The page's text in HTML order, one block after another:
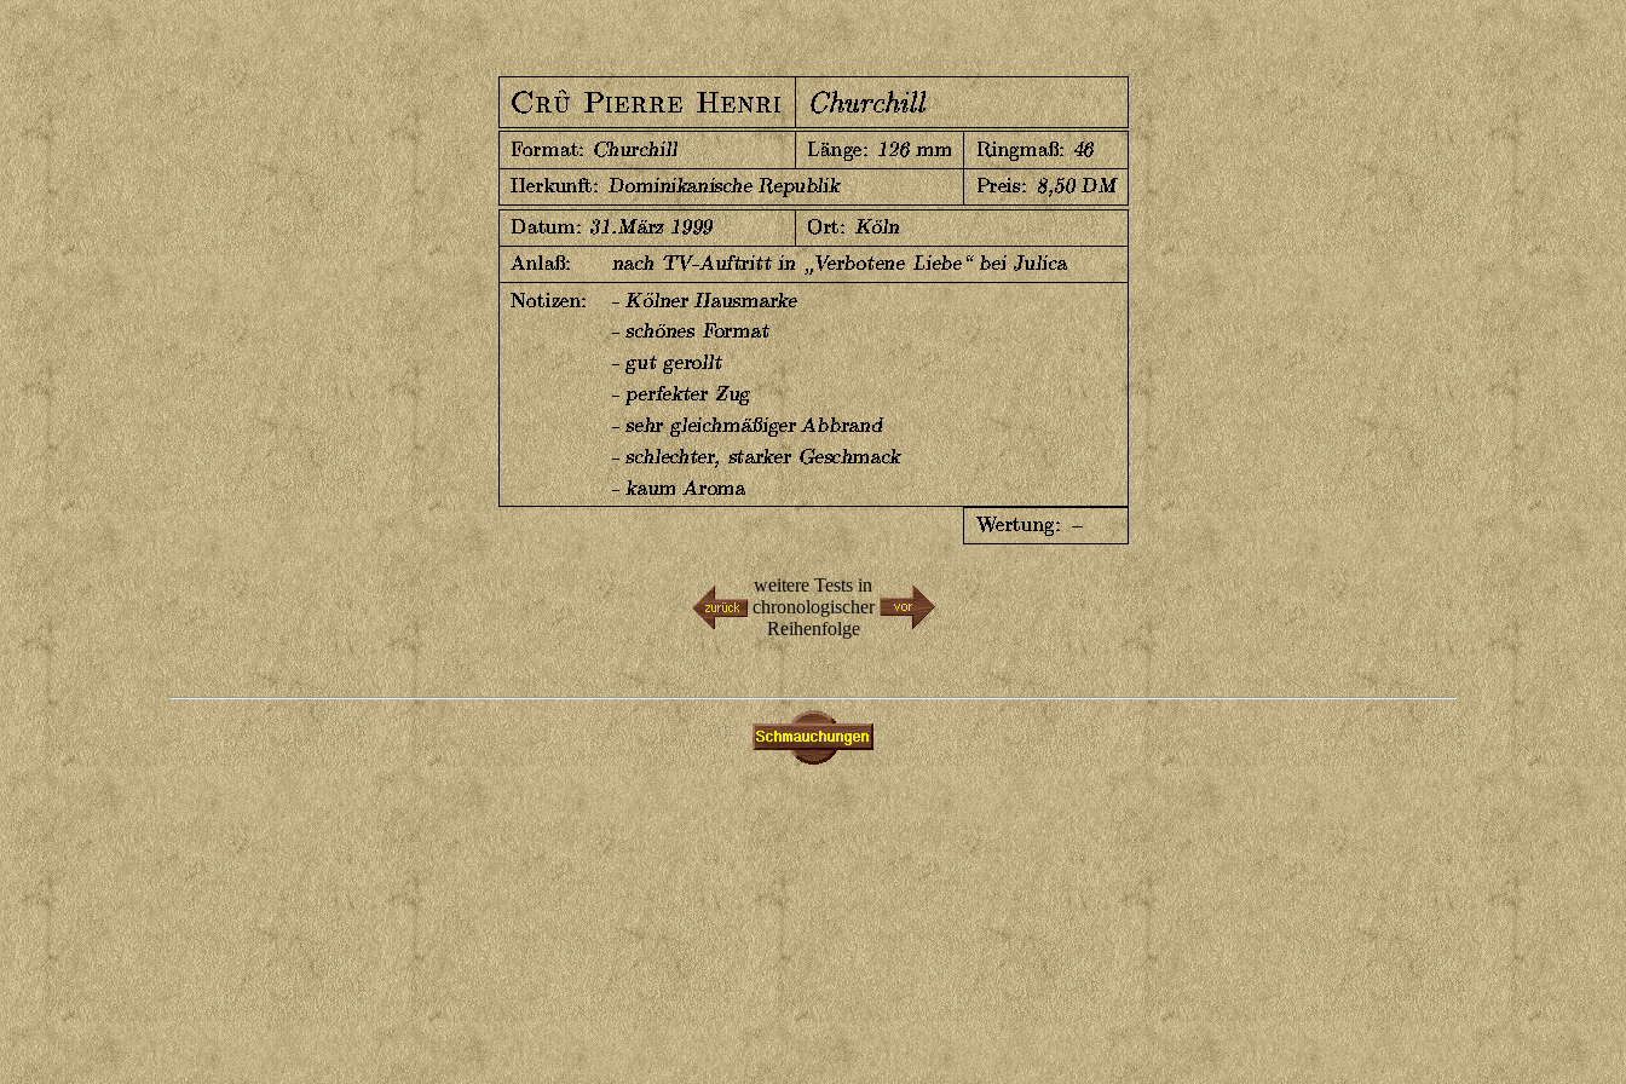
weitere Tests in
chronologischer
Reihenfolge